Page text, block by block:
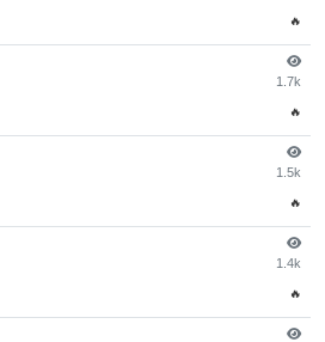
🔥
1.7k
🔥
1.5k
🔥
1.4k
🔥